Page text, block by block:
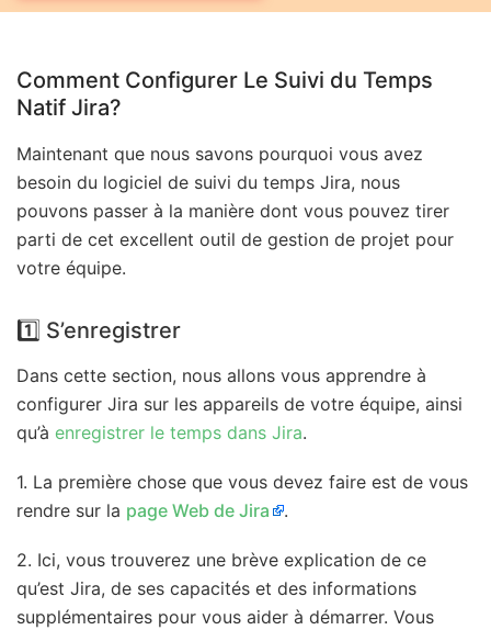
Comment Configurer Le Suivi du Temps
Natif Jira?
Maintenant que nous savons pourquoi vous avez
besoin du logiciel de suivi du temps Jira, nous
pouvons passer à la manière dont vous pouvez tirer
parti de cet excellent outil de gestion de projet pour
votre équipe.
1️⃣ S’enregistrer
Dans cette section, nous allons vous apprendre à
configurer Jira sur les appareils de votre équipe, ainsi
qu’à enregistrer le temps dans Jira.
1. La première chose que vous devez faire est de vous
rendre sur la page Web de Jira .
2. Ici, vous trouverez une brève explication de ce
qu’est Jira, de ses capacités et des informations
supplémentaires pour vous aider à démarrer. Vous